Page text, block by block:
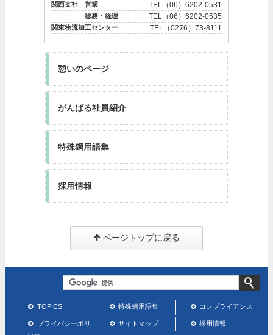
関西支社 営業 TEL（06）6202-0531
総務・経理 TEL（06）6202-0535
関東物流加工センター TEL（0276）73-8111
憩いのページ
がんばる社員紹介
特殊鋼用語集
採用情報
ページトップに戻る
TOPICS 特殊鋼用語集 コンプライアンス
プライバシーポリ
サイトマップ 採用情報